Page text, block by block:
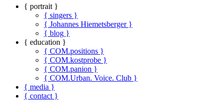
{ portrait }
{ singers }
{ Johannes Hiemetsberger }
{ blog }
{ education }
{ COM.positions }
{ COM.kostprobe }
{ COM.panion }
{ COM.Urban. Voice. Club }
{ media }
{ contact }